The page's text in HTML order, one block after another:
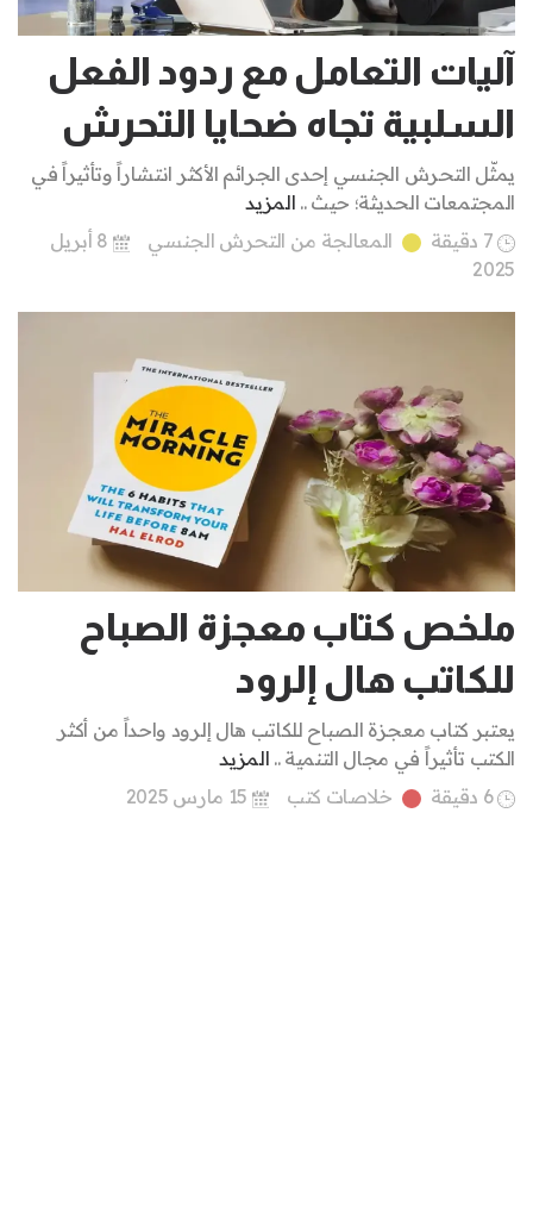
آليات التعامل مع ردود الفعل
السلبية تجاه ضحايا التحرش
يمثّل التحرش الجنسي إحدى الجرائم الأكثر انتشاراً وتأثيراً في
المجتمعات الحديثة؛ حيث .. المزيد
7 دقيقة
المعالجة من التحرش الجنسي
8 أبريل
2025
ملخص كتاب معجزة الصباح
للكاتب هال إلرود
يعتبر كتاب معجزة الصباح للكاتب هال إلرود واحداً من أكثر
الكتب تأثيراً في مجال التنمية .. المزيد
6 دقيقة
خلاصات كتب